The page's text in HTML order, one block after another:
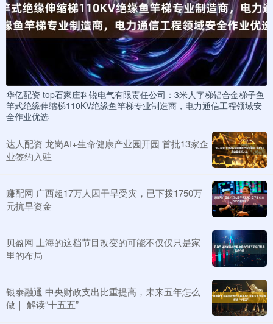
华亿配资 top石家庄科锐电气有限责任公司：3米人字梯铝合金梯子鱼
竿式绝缘伸缩梯110KV绝缘鱼竿梯专业制造商，电力通信工程领域安
全作业优选
达人配资 龙岗AI+生命健康产业园开园 首批13家企
业签约入驻
赚配网 广西超17万人因干旱受灾，已下拨1750万
元抗旱资金
贝盈网 上海的这档节目改变的可能不仅仅只是家
里的布局
银泰融通 中央财政支出比重提高，未来五年怎么
做｜ 解读“十五五”